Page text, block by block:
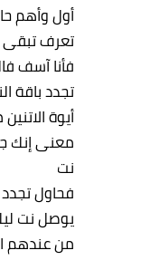
أول وأهم
تعرف تبقى
فأنا آسف
تجدد باقة
أيوة
معنى إنك
نت
فحاول
يوصل نت
من عندهم